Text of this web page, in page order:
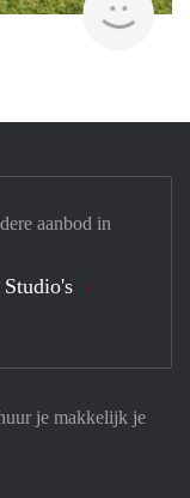
je makkelijk je
aanbod in
Studio's